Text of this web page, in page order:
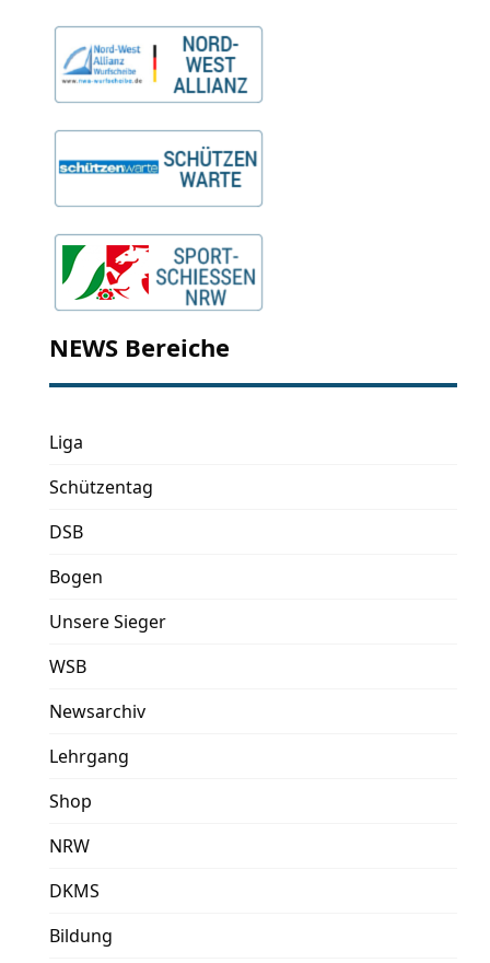
NEWS Bereiche
Liga
Schützentag
DSB
Bogen
Unsere Sieger
WSB
Newsarchiv
Lehrgang
Shop
NRW
DKMS
Bildung